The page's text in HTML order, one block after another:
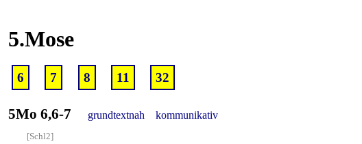
5.Mose
6 7 8 11 32
5Mo 6,6-7 grundtextnah kommunikativ
[Schl2]